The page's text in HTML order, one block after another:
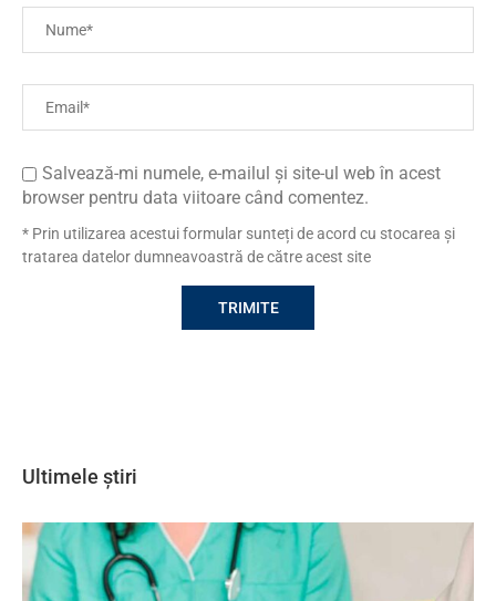
Salvează-mi numele, e-mailul și site-ul web în acest
browser pentru data viitoare când comentez.
* Prin utilizarea acestui formular sunteți de acord cu stocarea și
tratarea datelor dumneavoastră de către acest site
Ultimele știri